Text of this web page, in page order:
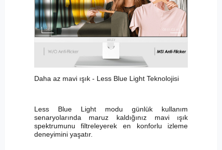
Daha az mavi ışık - Less Blue Light Teknolojisi
Less Blue Light modu günlük kullanım
senaryolarında maruz kaldığınız mavi ışık
spektrumunu filtreleyerek en konforlu izleme
deneyimini yaşatır.